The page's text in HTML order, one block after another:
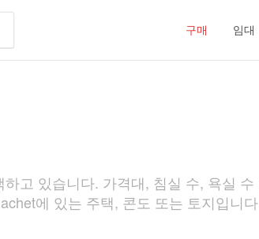
구매 임대
고 있습니다. 가격대, 침실 수, 욕실
에 있는 주택, 콘도 또는 토지입니